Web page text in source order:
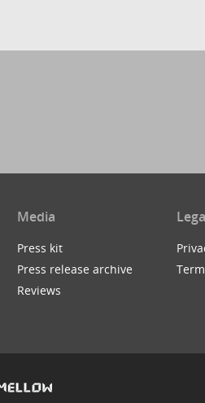
Media
Press kit
Press release archive
Reviews